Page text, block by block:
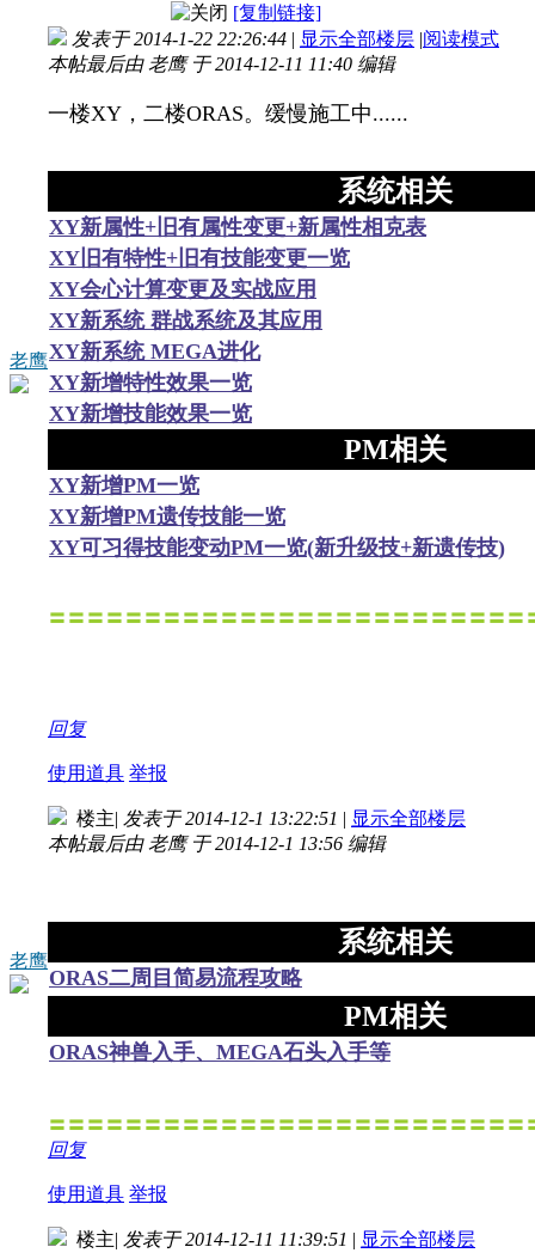
[复制链接]
老鹰
发表于 2014-1-22 22:26:44 | 显示全部楼层 |阅读模式
本帖最后由 老鹰 于 2014-12-11 11:40 编辑
一楼XY，二楼ORAS。缓慢施工中......
系统相关
XY新属性+旧有属性变更+新属性相克表
XY旧有特性+旧有技能变更一览
XY会心计算变更及实战应用
XY新系统 群战系统及其应用
XY新系统 MEGA进化
XY新增特性效果一览
XY新增技能效果一览
PM相关
XY新增PM一览
XY新增PM遗传技能一览
XY可习得技能变动PM一览(新升级技+新遗传技)
〓〓〓〓〓〓〓〓〓〓〓〓〓〓〓〓〓〓〓〓〓〓〓〓
回复
使用道具 举报
老鹰
楼主| 发表于 2014-12-1 13:22:51 | 显示全部楼层
本帖最后由 老鹰 于 2014-12-1 13:56 编辑
系统相关
ORAS二周目简易流程攻略
PM相关
ORAS神兽入手、MEGA石头入手等
〓〓〓〓〓〓〓〓〓〓〓〓〓〓〓〓〓〓〓〓〓〓〓〓
回复
使用道具 举报
楼主| 发表于 2014-12-11 11:39:51 | 显示全部楼层